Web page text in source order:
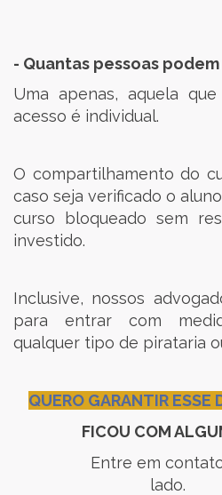
- Quantas pessoas
Uma apenas, aquela
acesso é individual.
O compartilhamento do
caso seja verificado o
curso bloqueado sem
investido.
Inclusive, nossos
para entrar com
qualquer tipo de pirataria
QUERO GARANTIR ESSE
FICOU COM
Entre em contato
lado.